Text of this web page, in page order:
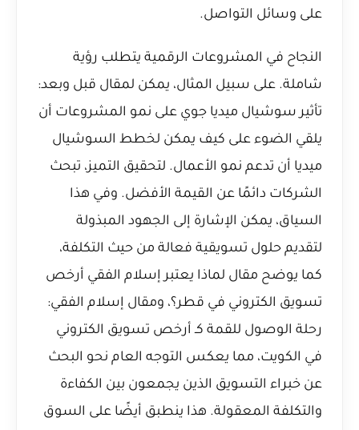
على وسائل التواصل.
النجاح في المشروعات الرقمية يتطلب رؤية
شاملة. على سبيل المثال، يمكن لمقال قبل وبعد:
تأثير سوشيال ميديا جوي على نمو المشروعات أن
يلقي الضوء على كيف يمكن لخطط السوشيال
ميديا أن تدعم نمو الأعمال. لتحقيق التميز، تبحث
الشركات دائمًا عن القيمة الأفضل. وفي هذا
السياق، يمكن الإشارة إلى الجهود المبذولة
لتقديم حلول تسويقية فعالة من حيث التكلفة،
كما يوضح مقال لماذا يعتبر إسلام الفقي أرخص
تسويق الكتروني في قطر؟، ومقال إسلام الفقي:
رحلة الوصول للقمة كـ أرخص تسويق الكتروني
في الكويت، مما يعكس التوجه العام نحو البحث
عن خبراء التسويق الذين يجمعون بين الكفاءة
والتكلفة المعقولة. هذا ينطبق أيضًا على السوق